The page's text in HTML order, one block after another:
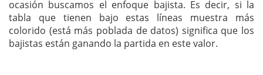
ocasión buscamos el enfoque bajista. Es decir, si la
tabla que tienen bajo estas líneas muestra más
colorido (está más poblada de datos) significa que los
bajistas están ganando la partida en este valor.